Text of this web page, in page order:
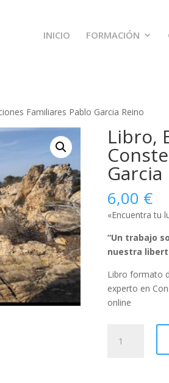
INICIO FORMACIÓN
Familiares Pablo Garcia Reino
Libro,
Garcia
6,00 €
«Encuentra tu
“Un trabajo
nuestra
Libro formato
experto en
online
Encuentra